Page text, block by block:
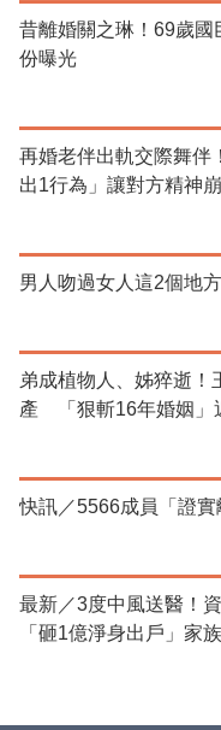
昔離婚關之琳！69歲國
份曝光
再婚老伴出軌交際舞
出1行為」讓對方精神
男人吻過女人這2個地
弟成植物人、姊猝逝！
產 「狠斬16年婚姻」
快訊／5566成員「證
最新／3度中風送醫！
「砸1億淨身出戶」家